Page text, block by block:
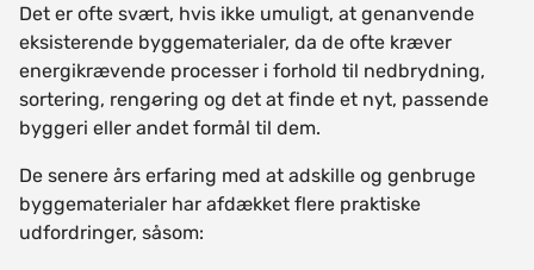
Det er ofte svært, hvis ikke umuligt, at genanvende
eksisterende byggematerialer, da de ofte kræver
energikrævende processer i forhold til nedbrydning,
sortering, rengøring og det at finde et nyt, passende
byggeri eller andet formål til dem.
De senere års erfaring med at adskille og genbruge
byggematerialer har afdækket flere praktiske
udfordringer, såsom: